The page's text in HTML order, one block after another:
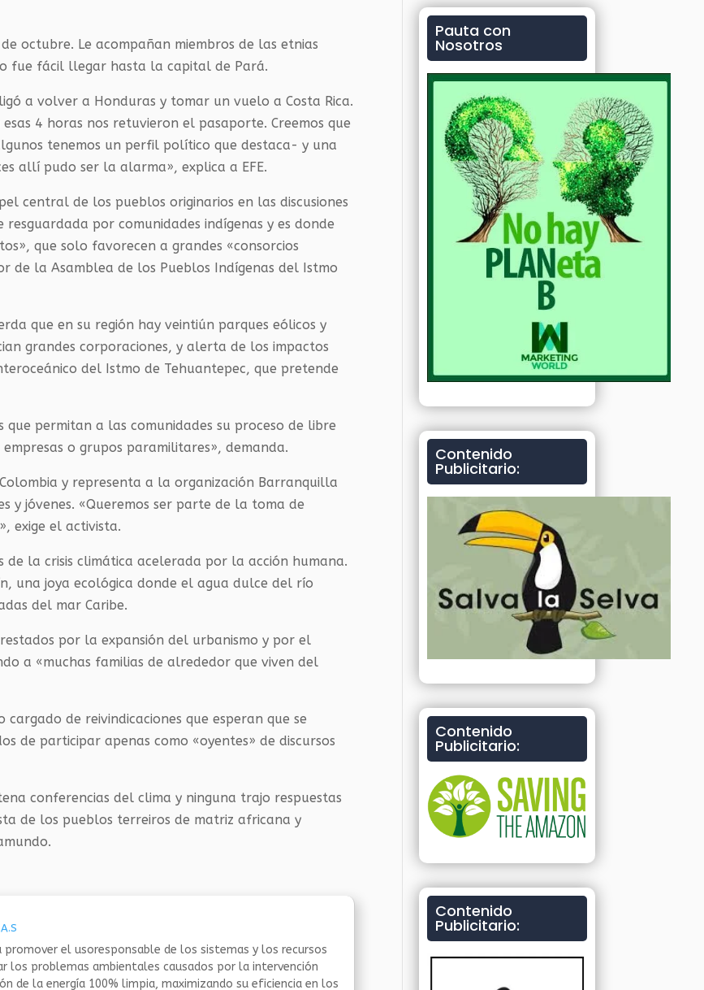
octubre. Le acompañan miembros de las etnias
fue fácil llegar hasta la capital de Pará.
a volver a Honduras y tomar un vuelo a Costa Rica.
4 horas nos retuvieron el pasaporte. Creemos que
tenemos un perfil político que destaca- y una
allí pudo ser la alarma», explica a EFE.
central de los pueblos originarios en las discusiones
por comunidades indígenas y es donde
que solo favorecen a grandes «consorcios
de la Asamblea de los Pueblos Indígenas del Istmo
que en su región hay veintiún parques eólicos y
grandes corporaciones, y alerta de los impactos
del Istmo de Tehuantepec, que pretende
que permitan a las comunidades su proceso de libre
o grupos paramilitares», demanda.
y representa a la organización Barranquilla
y jóvenes. «Queremos ser parte de la toma de
exige el activista.
de la crisis climática acelerada por la acción humana.
una joya ecológica donde el agua dulce del río
del mar Caribe.
por la expansión del urbanismo y por el
a «muchas familias de alrededor que viven del
de reivindicaciones que esperan que se
de participar apenas como «oyentes» de discursos
conferencias del clima y ninguna trajo respuestas
de los pueblos terreiros de matriz africana y
promover el usoresponsable de los sistemas y los recursos
los problemas ambientales causados por la intervención
de la energía 100% limpia, maximizando su eficiencia en los
Pauta con
Nosotros
Contenido
Publicitario:
Contenido
Publicitario:
Contenido
Publicitario: